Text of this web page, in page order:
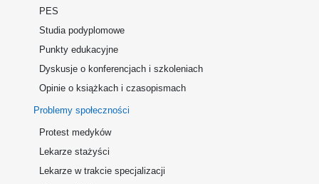
PES
Studia podyplomowe
Punkty edukacyjne
Dyskusje o konferencjach i szkoleniach
Opinie o książkach i czasopismach
Problemy społeczności
Protest medyków
Lekarze stażyści
Lekarze w trakcie specjalizacji